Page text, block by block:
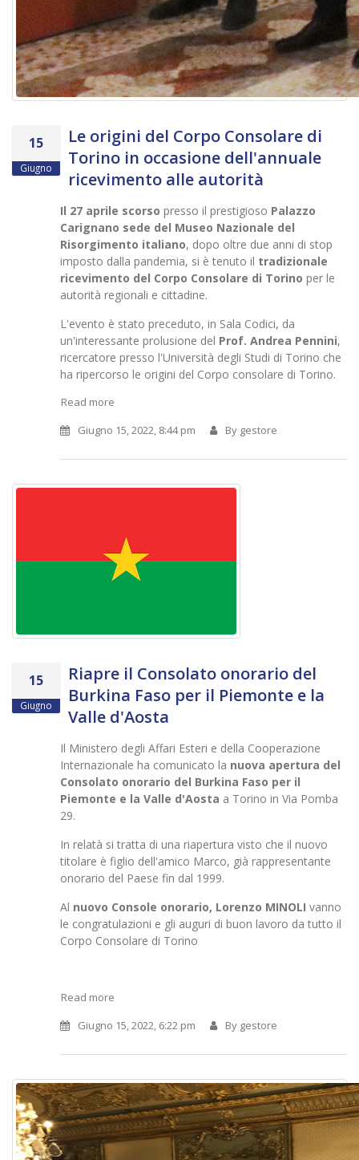
15
Giugno
Le origini del Corpo Consolare di
Torino in occasione dell'annuale
ricevimento alle autorità
Il 27 aprile scorso presso il prestigioso Palazzo
Carignano sede del Museo Nazionale del
Risorgimento italiano, dopo oltre due anni di stop
imposto dalla pandemia, si è tenuto il tradizionale
ricevimento del Corpo Consolare di Torino per le
autorità regionali e cittadine.
L'evento è stato preceduto, in Sala Codici, da
un'interessante prolusione del Prof. Andrea Pennini,
ricercatore presso l'Università degli Studi di Torino che
ha ripercorso le origini del Corpo consolare di Torino.
Read more
Giugno 15, 2022, 8:44 pm
By gestore
15
Giugno
Riapre il Consolato onorario del
Burkina Faso per il Piemonte e la
Valle d'Aosta
Il Ministero degli Affari Esteri e della Cooperazione
Internazionale ha comunicato la nuova apertura del
Consolato onorario del Burkina Faso per il
Piemonte e la Valle d'Aosta a Torino in Via Pomba
29.
In relatà si tratta di una riapertura visto che il nuovo
titolare è figlio dell'amico Marco, già rappresentante
onorario del Paese fin dal 1999.
Al nuovo Console onorario, Lorenzo MINOLI vanno
le congratulazioni e gli auguri di buon lavoro da tutto il
Corpo Consolare di Torino
Read more
Giugno 15, 2022, 6:22 pm
By gestore